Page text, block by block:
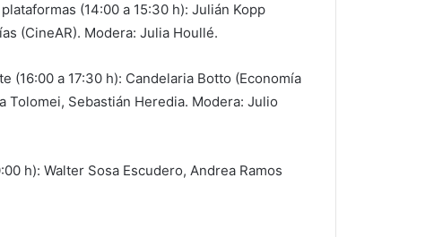
(14:00 a 15:30 h): Julián Kopp
(CineAR). Modera: Julia Houllé.
(16:00 a 17:30 h): Candelaria Botto (Economía
Tolomei, Sebastián Heredia. Modera: Julio
h): Walter Sosa Escudero, Andrea Ramos